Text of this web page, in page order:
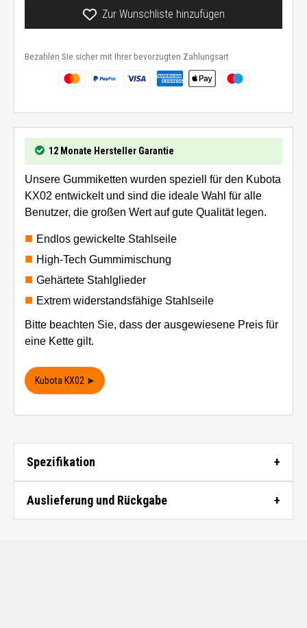
Zur Wunschliste hinzufügen
Bezahlen Sie sicher mit Ihrer bevorzugten Zahlungsart
12 Monate Hersteller Garantie
Unsere Gummiketten wurden speziell für den Kubota
KX02 entwickelt und sind die ideale Wahl für alle
Benutzer, die großen Wert auf gute Qualität legen.
Endlos gewickelte Stahlseile
High-Tech Gummimischung
Gehärtete Stahlglieder
Extrem widerstandsfähige Stahlseile
Bitte beachten Sie, dass der ausgewiesene Preis für
eine Kette gilt.
Kubota KX02 ➤
Spezifikation
Auslieferung und Rückgabe